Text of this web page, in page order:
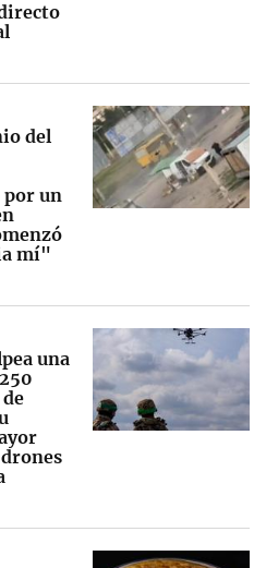
del
por un
mí"
una